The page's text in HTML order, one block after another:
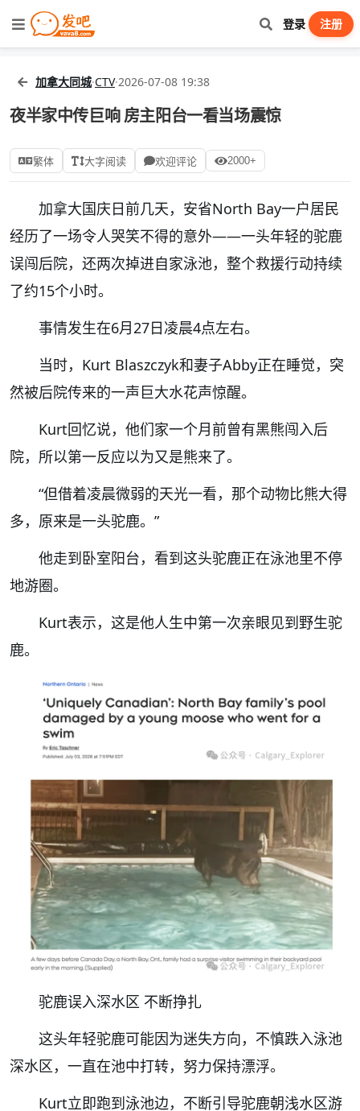
登录 注册
加拿大同城·CTV·2026-07-08 19:38
夜半家中传巨响 房主阳台一看当场震惊
繁体 大字阅读 欢迎评论 2000+
加拿大国庆日前几天，安省North Bay一户居民
经历了一场令人哭笑不得的意外——一头年轻的驼鹿
误闯后院，还两次掉进自家泳池，整个救援行动持续
了约15个小时。
事情发生在6月27日凌晨4点左右。
当时，Kurt Blaszczyk和妻子Abby正在睡觉，突
然被后院传来的一声巨大水花声惊醒。
Kurt回忆说，他们家一个月前曾有黑熊闯入后
院，所以第一反应以为又是熊来了。
“但借着凌晨微弱的天光一看，那个动物比熊大得
多，原来是一头驼鹿。”
他走到卧室阳台，看到这头驼鹿正在泳池里不停
地游圈。
Kurt表示，这是他人生中第一次亲眼见到野生驼
鹿。
驼鹿误入深水区 不断挣扎
这头年轻驼鹿可能因为迷失方向，不慎跌入泳池
深水区，一直在池中打转，努力保持漂浮。
Kurt立即跑到泳池边，不断引导驼鹿朝浅水区游